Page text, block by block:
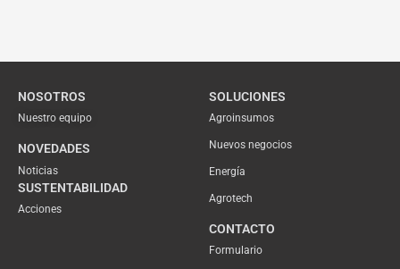
NOSOTROS
Nuestro equipo
NOVEDADES
Noticias
SUSTENTABILIDAD
Acciones
SOLUCIONES
Agroinsumos
Nuevos negocios
Energía
Agrotech
CONTACTO
Formulario